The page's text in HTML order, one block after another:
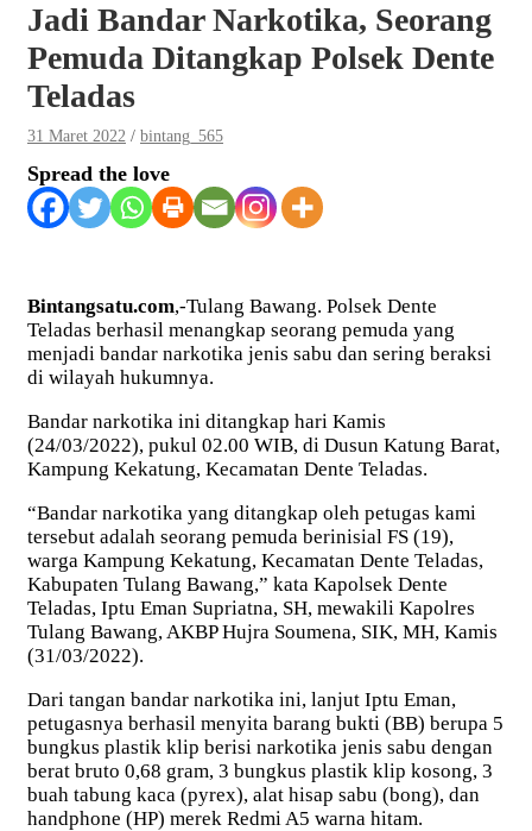
Jadi Bandar Narkotika, Seorang
Pemuda Ditangkap Polsek Dente
Teladas
31 Maret 2022 bintang_565
Spread the love
Bintangsatu.com,-Tulang Bawang. Polsek Dente
Teladas berhasil menangkap seorang pemuda yang
menjadi bandar narkotika jenis sabu dan sering beraksi
di wilayah hukumnya.
Bandar narkotika ini ditangkap hari Kamis
(24/03/2022), pukul 02.00 WIB, di Dusun Katung Barat,
Kampung Kekatung, Kecamatan Dente Teladas.
“Bandar narkotika yang ditangkap oleh petugas kami
tersebut adalah seorang pemuda berinisial FS (19),
warga Kampung Kekatung, Kecamatan Dente Teladas,
Kabupaten Tulang Bawang,” kata Kapolsek Dente
Teladas, Iptu Eman Supriatna, SH, mewakili Kapolres
Tulang Bawang, AKBP Hujra Soumena, SIK, MH, Kamis
(31/03/2022).
Dari tangan bandar narkotika ini, lanjut Iptu Eman,
petugasnya berhasil menyita barang bukti (BB) berupa 5
bungkus plastik klip berisi narkotika jenis sabu dengan
berat bruto 0,68 gram, 3 bungkus plastik klip kosong, 3
buah tabung kaca (pyrex), alat hisap sabu (bong), dan
handphone (HP) merek Redmi A5 warna hitam.